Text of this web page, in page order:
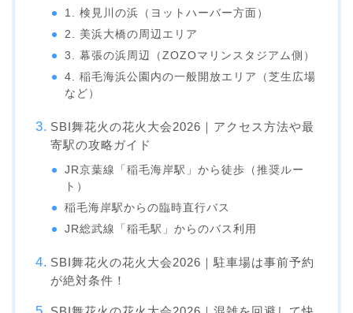
1. 検見川の浜（ヨットハーバー方面）
2. 美浜大橋の周辺エリア
3. 幕張の浜周辺（ZOZOマリンスタジアム側）
4. 稲毛海浜公園内の一般開放エリア（芝生広場
など）
SBI舞花火の花火大会2026｜アクセス方法や最
寄駅の攻略ガイド
JR京葉線「稲毛海岸駅」から徒歩（推奨ルー
ト）
稲毛海岸駅からの臨時直行バス
JR総武線「稲毛駅」からのバス利用
SBI舞花火の花火大会2026｜駐車場は事前予約
が絶対条件！